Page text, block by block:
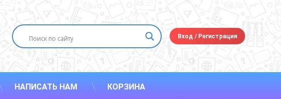
E-mail Вход /Регистрация
НАПИСАТЬ НАМ КОРЗИНА